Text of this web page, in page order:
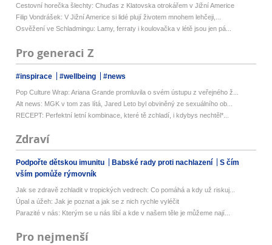
Cestovní horečka šlechty: Chuďas z Klatovska otrokářem v Jižní Americe
Filip Vondrášek: V Jižní Americe si lidé plují životem mnohem lehčeji,...
Osvěžení ve Schladmingu: Lamy, ferraty i koulovačka v létě jsou jen pá...
Pro generaci Z
#inspirace #wellbeing #news
Pop Culture Wrap: Ariana Grande promluvila o svém ústupu z veřejného ž...
Alt news: MGK v tom zas lítá, Jared Leto byl obviněný ze sexuálního ob...
RECEPT: Perfektní letní kombinace, které tě zchladí, i kdybys nechtěl*...
Zdraví
Podpořte dětskou imunitu Babské rady proti nachlazení
S čím
vším pomůže rýmovník
Jak se zdravě zchladit v tropických vedrech: Co pomáhá a kdy už riskuj...
Úpal a úžeh: Jak je poznat a jak se z nich rychle vyléčit
Parazité v nás: Kterým se u nás líbí a kde v našem těle je můžeme nají...
Pro nejmenší